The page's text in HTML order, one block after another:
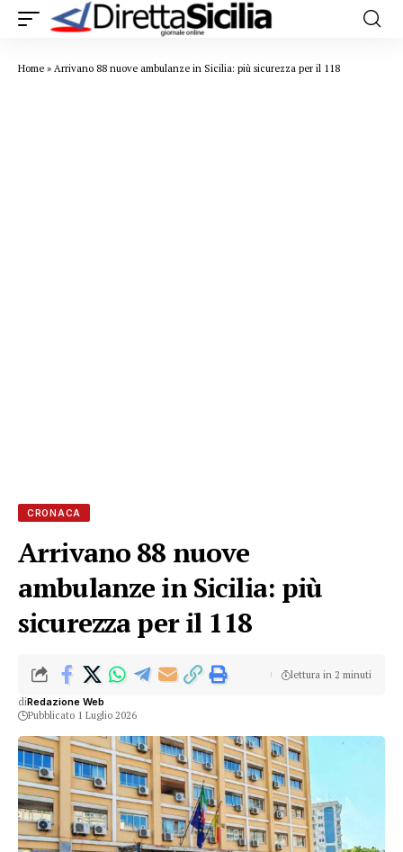
Home » Arrivano 88 nuove ambulanze in Sicilia: più sicurezza per il 118
CRONACA
Arrivano 88 nuove
ambulanze in Sicilia: più
sicurezza per il 118
diRedazione Web
Pubblicato 1 Luglio 2026
lettura in 2 minuti